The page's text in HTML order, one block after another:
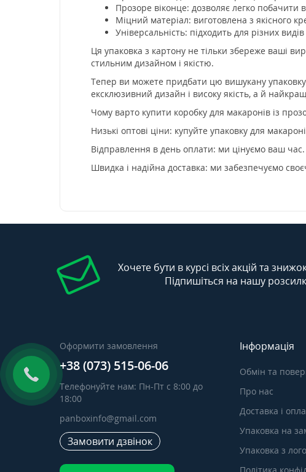
Прозоре віконце: дозволяє легко побачити
Міцний матеріал: виготовлена з якісного
Універсальність: підходить для різних
Ця упаковка з картону не тільки збереже ваші
стильним дизайном і якістю.
Тепер ви можете придбати цю вишукану
ексклюзивний дизайн і високу якість, а й
Чому варто купити коробку для макаронів із
Низькі оптові ціни: купуйте упаковку для
Відправлення в день оплати: ми цінуємо ваш
Швидка і надійна доставка: ми забезпечуємо
Хочете бути в курсі всіх акцій та
Підпишіться на нашу
Оформити замовлення
+38 (073) 515-06-06
Телефонуйте нам: Пн-Пт с 8:00 до
18:00
panboxinfo@gmail.com
Замовити дзвінок
Інформація
Обмін та
Про нас
Доставка і
Упаковка на
Упаковка з лого